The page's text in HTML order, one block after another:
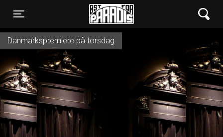
Toggle navigation
Øst for Paradis
Danmarkspremiere på torsdag